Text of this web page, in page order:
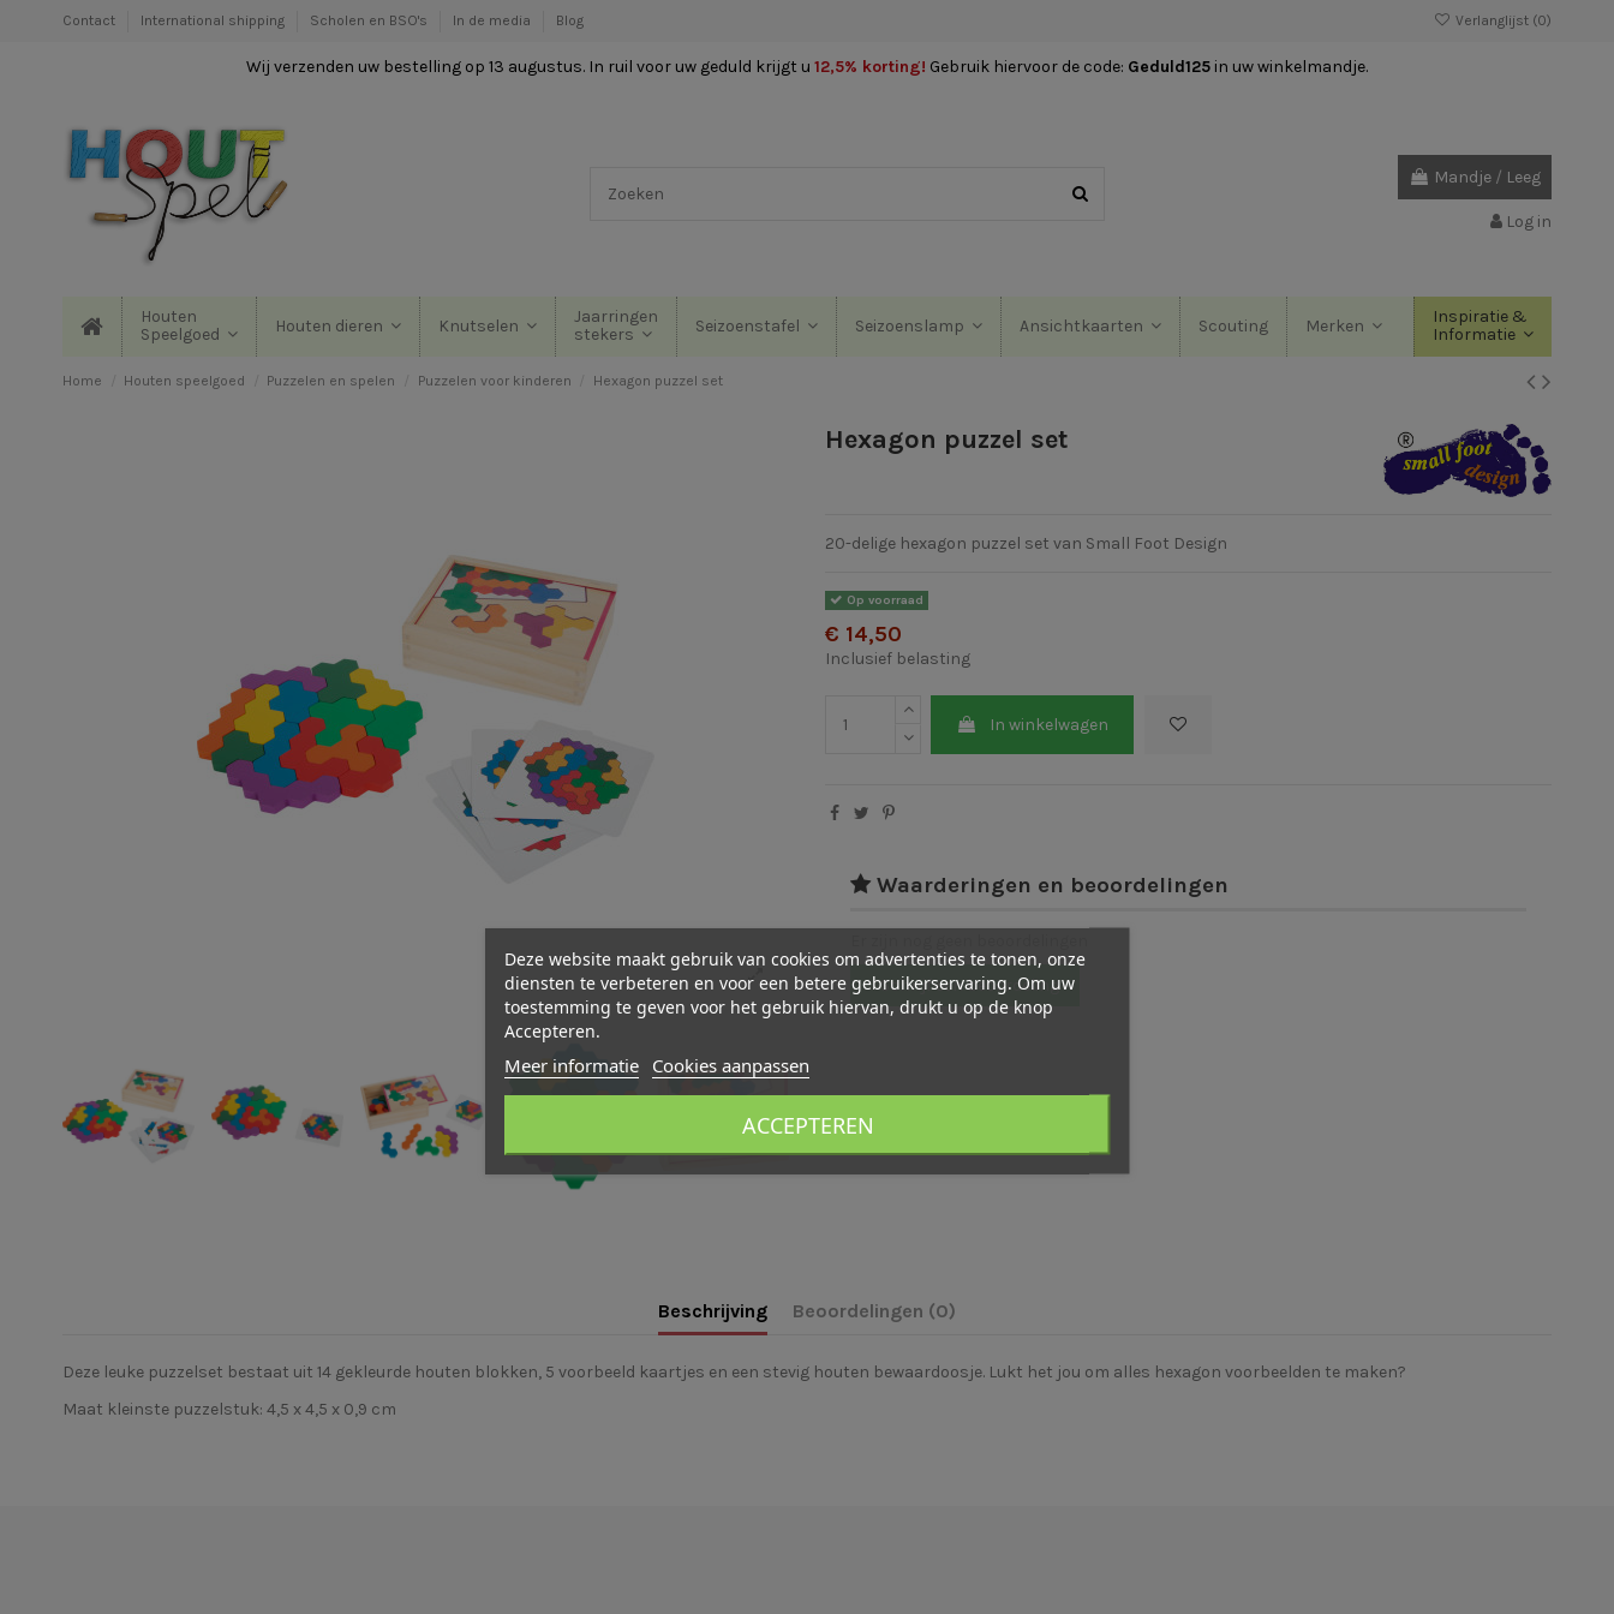
Contact International shipping Scholen en BSO's In de media Blog Verlanglijst (0)
Wij verzenden uw bestelling op 13 augustus. In ruil voor uw geduld krijgt u 12,5% korting! Gebruik hiervoor de code: Geduld125 in uw winkelmandje.
Mandje / Leeg
Log in
Houten
Speelgoed
Houten dieren Knutselen
Jaarringen
stekers
Seizoenstafel Seizoenslamp Ansichtkaarten Scouting Merken
Inspiratie &
Informatie
Home Houten speelgoed Puzzelen en spelen Puzzelen voor kinderen Hexagon puzzel set
Hexagon puzzel set
20-delige hexagon puzzel set van Small Foot Design
Op voorraad
€ 14,50
Inclusief belasting
In winkelwagen
Waarderingen en beoordelingen
Schrijf een beoordeling
Beschrijving Beoordelingen (0)
Deze leuke puzzelset bestaat uit 14 gekleurde houten blokken, 5 voorbeeld kaartjes en een stevig houten bewaardoosje. Lukt het jou om alles hexagon voorbeelden te maken?
Maat kleinste puzzelstuk: 4,5 x 4,5 x 0,9 cm
Deze website maakt gebruik van cookies om advertenties te tonen, onze
diensten te verbeteren en voor een betere gebruikerservaring. Om uw
toestemming te geven voor het gebruik hiervan, drukt u op de knop
Accepteren.
Meer informatie Cookies aanpassen
ACCEPTEREN